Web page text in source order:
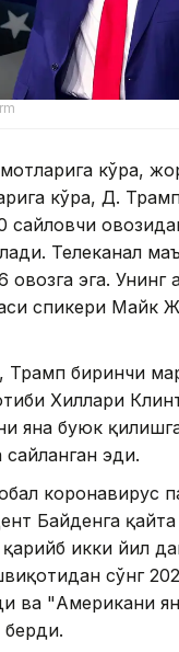
кўра,
кўра, Д. Трамп
сайловчи
Телеканал
эга. Унинг
спикери Майк
Трамп биринчи
Хиллари
яна буюк
эди.
коронавирус
Байденга
икки йил
сўнг
ва "Американи